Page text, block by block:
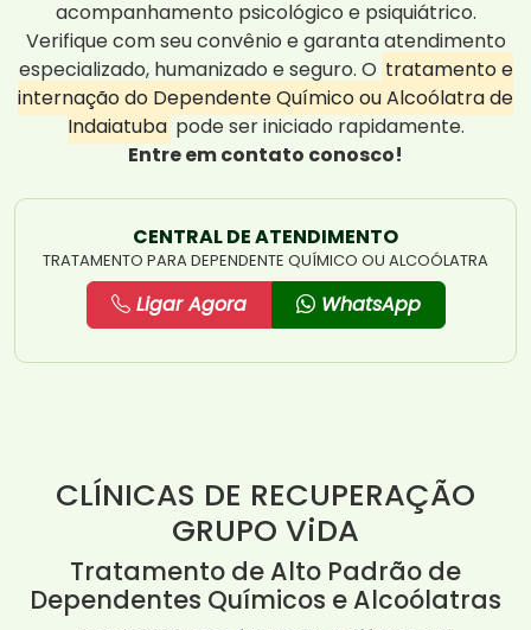
acompanhamento psicológico e psiquiátrico.
Verifique com seu convênio e garanta atendimento
especializado, humanizado e seguro. O tratamento e
internação do Dependente Químico ou Alcoólatra de
Indaiatuba pode ser iniciado rapidamente.
Entre em contato conosco!
CENTRAL DE ATENDIMENTO
TRATAMENTO PARA DEPENDENTE QUÍMICO OU ALCOÓLATRA
Ligar Agora WhatsApp
CLÍNICAS DE RECUPERAÇÃO
GRUPO ViDA
Tratamento de Alto Padrão de
Dependentes Químicos e Alcoólatras